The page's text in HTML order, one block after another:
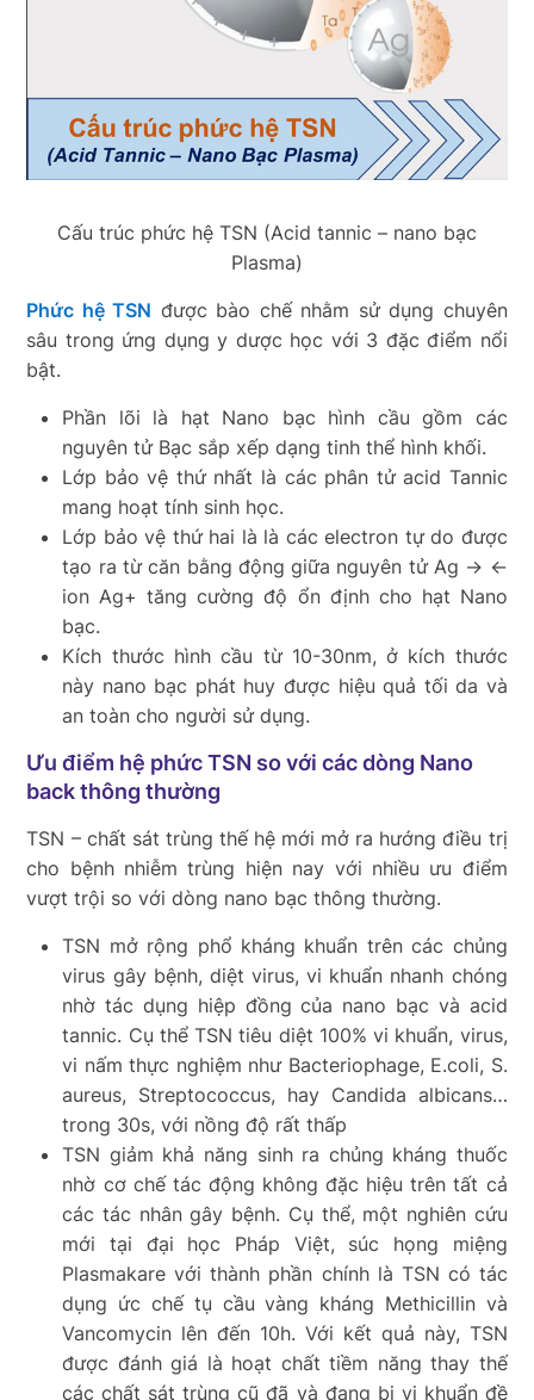
Cấu trúc phức hệ TSN (Acid tannic – nano bạc
Plasma)
Phức hệ TSN được bào chế nhằm sử dụng chuyên
sâu trong ứng dụng y dược học với 3 đặc điểm nổi
bật.
Phần lõi là hạt Nano bạc hình cầu gồm các
nguyên tử Bạc sắp xếp dạng tinh thể hình khối.
Lớp bảo vệ thứ nhất là các phân tử acid Tannic
mang hoạt tính sinh học.
Lớp bảo vệ thứ hai là là các electron tự do được
tạo ra từ căn bằng động giữa nguyên tử Ag ‏‏‏-> <-
ion Ag+ tăng cường độ ổn định cho hạt Nano
bạc.
Kích thước hình cầu từ 10-30nm, ở kích thước
này nano bạc phát huy được hiệu quả tối da và
an toàn cho người sử dụng.
Ưu điểm hệ phức TSN so với các dòng Nano
back thông thường
TSN – chất sát trùng thế hệ mới mở ra hướng điều trị
cho bệnh nhiễm trùng hiện nay với nhiều ưu điểm
vượt trội so với dòng nano bạc thông thường.
TSN mở rộng phổ kháng khuẩn trên các chủng
virus gây bệnh, diệt virus, vi khuẩn nhanh chóng
nhờ tác dụng hiệp đồng của nano bạc và acid
tannic. Cụ thể TSN tiêu diệt 100% vi khuẩn, virus,
vi nấm thực nghiệm như Bacteriophage, E.coli, S.
aureus, Streptococcus, hay Candida albicans…
trong 30s, với nồng độ rất thấp
TSN giảm khả năng sinh ra chủng kháng thuốc
nhờ cơ chế tác động không đặc hiệu trên tất cả
các tác nhân gây bệnh. Cụ thể, một nghiên cứu
mới tại đại học Pháp Việt, súc họng miệng
Plasmakare với thành phần chính là TSN có tác
dụng ức chế tụ cầu vàng kháng Methicillin và
Vancomycin lên đến 10h. Với kết quả này, TSN
được đánh giá là hoạt chất tiềm năng thay thế
các chất sát trùng cũ đã và đang bị vi khuẩn đề